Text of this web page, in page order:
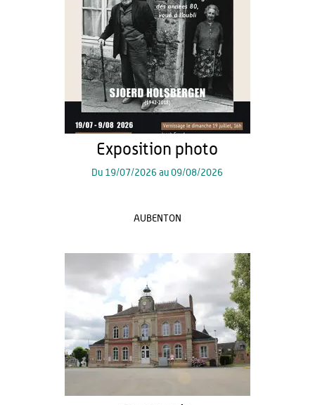
Exposition photo
Du 19/07/2026 au09/08/2026
AUBENTON